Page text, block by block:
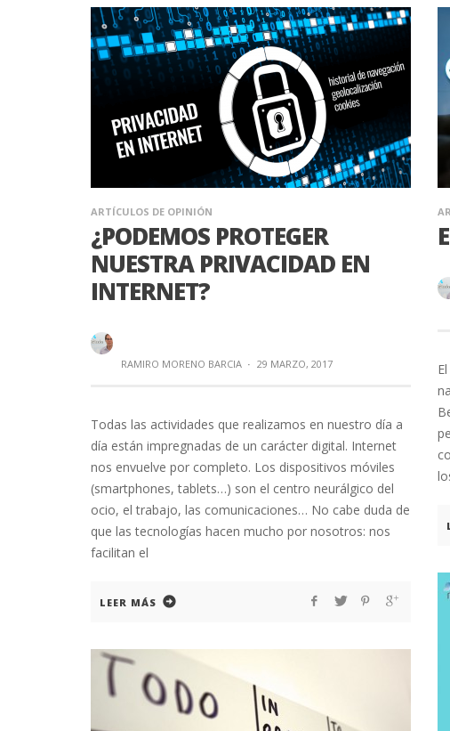
ARTÍCULOS DE OPINIÓN
¿PODEMOS PROTEGER
NUESTRA PRIVACIDAD EN
INTERNET?
RAMIRO MORENO BARCIA · 29 MARZO, 2017
Todas las actividades que realizamos en nuestro día a
día están impregnadas de un carácter digital. Internet
nos envuelve por completo. Los dispositivos móviles
(smartphones, tablets…) son el centro neurálgico del
ocio, el trabajo, las comunicaciones… No cabe duda de
que las tecnologías hacen mucho por nosotros: nos
facilitan el
LEER MÁS